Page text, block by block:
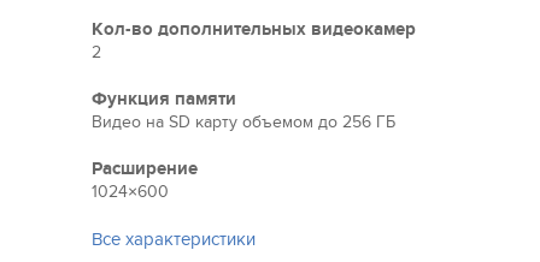
Внешний вид устройств SL линейки способен
гладкая поверхность и приятный глянец. К ним
представлена в двух цветовых комбинациях:
устройства – 304×190×24 мм.
Дисплей
Кол-во дополнительных видеокамер
2
Функция памяти
Видео на SD карту объемом до 256 ГБ
Расширение
1024×600
Все характеристики